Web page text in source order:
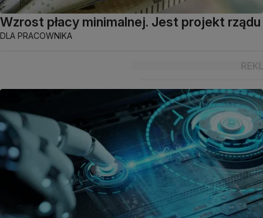
Wzrost płacy minimalnej. Jest projekt rządu
DLA PRACOWNIKA